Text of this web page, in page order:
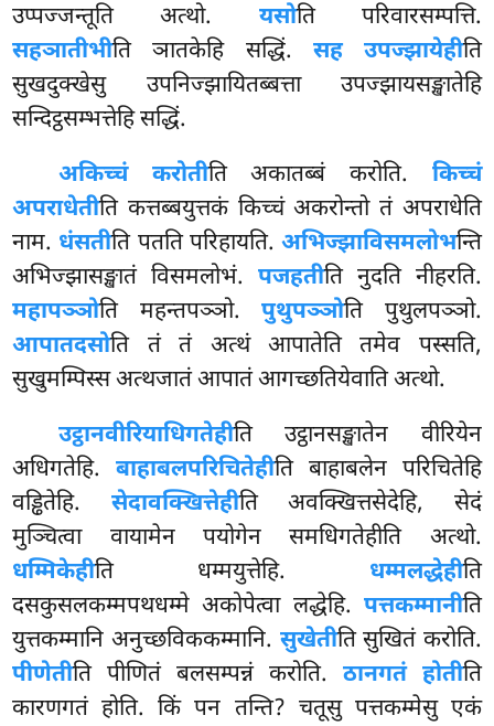
उप्पज्जन्तूति अत्थो. यसोति परिवारसम्पत्ति.
सहञातीभीति ञातकेहि सद्धिं. सह उपज्झायेहीति
सुखदुक्खेसु उपनिज्झायितब्बत्ता उपज्झायसङ्खातेहि
सन्दिट्ठसम्भत्तेहि सद्धिं.
अकिच्चं करोतीति अकातब्बं करोति. किच्चं
अपराधेतीति कत्तब्बयुत्तकं किच्चं अकरोन्तो तं अपराधेति
नाम. धंसतीति पतति परिहायति. अभिज्झाविसमलोभन्ति
अभिज्झासङ्खातं विसमलोभं. पजहतीति नुदति नीहरति.
महापञ्ञोति महन्तपञ्ञो.पुथुपञ्ञोति पुथुलपञ्ञो.
आपातदसोति तं तं अत्थं आपातेति तमेव पस्सति,
सुखुमम्पिस्स अत्थजातं आपातं आगच्छतियेवाति अत्थो.
उट्ठानवीरियाधिगतेहीतिउट्ठानसङ्खातेन वीरियेन
अधिगतेहि.बाहाबलपरिचितेहीति बाहाबलेन परिचितेहि
वड्ढितेहि. सेदावक्खित्तेहीति अवक्खित्तसेदेहि, सेदं
मुञ्चित्वा वायामेन पयोगेन समधिगतेहीति अत्थो.
धम्मिकेहीति धम्मयुत्तेहि. धम्मलद्धेहीति
दसकुसलकम्मपथधम्मे अकोपेत्वा लद्धेहि. पत्तकम्मानीति
युत्तकम्मानि अनुच्छविककम्मानि. सुखेतीति सुखितं करोति.
पीणेतीति पीणितं बलसम्पन्नं करोति. ठानगतं होतीति
कारणगतं होति. किं पन तन्ति? चतूसु पत्तकम्मेसु एकं